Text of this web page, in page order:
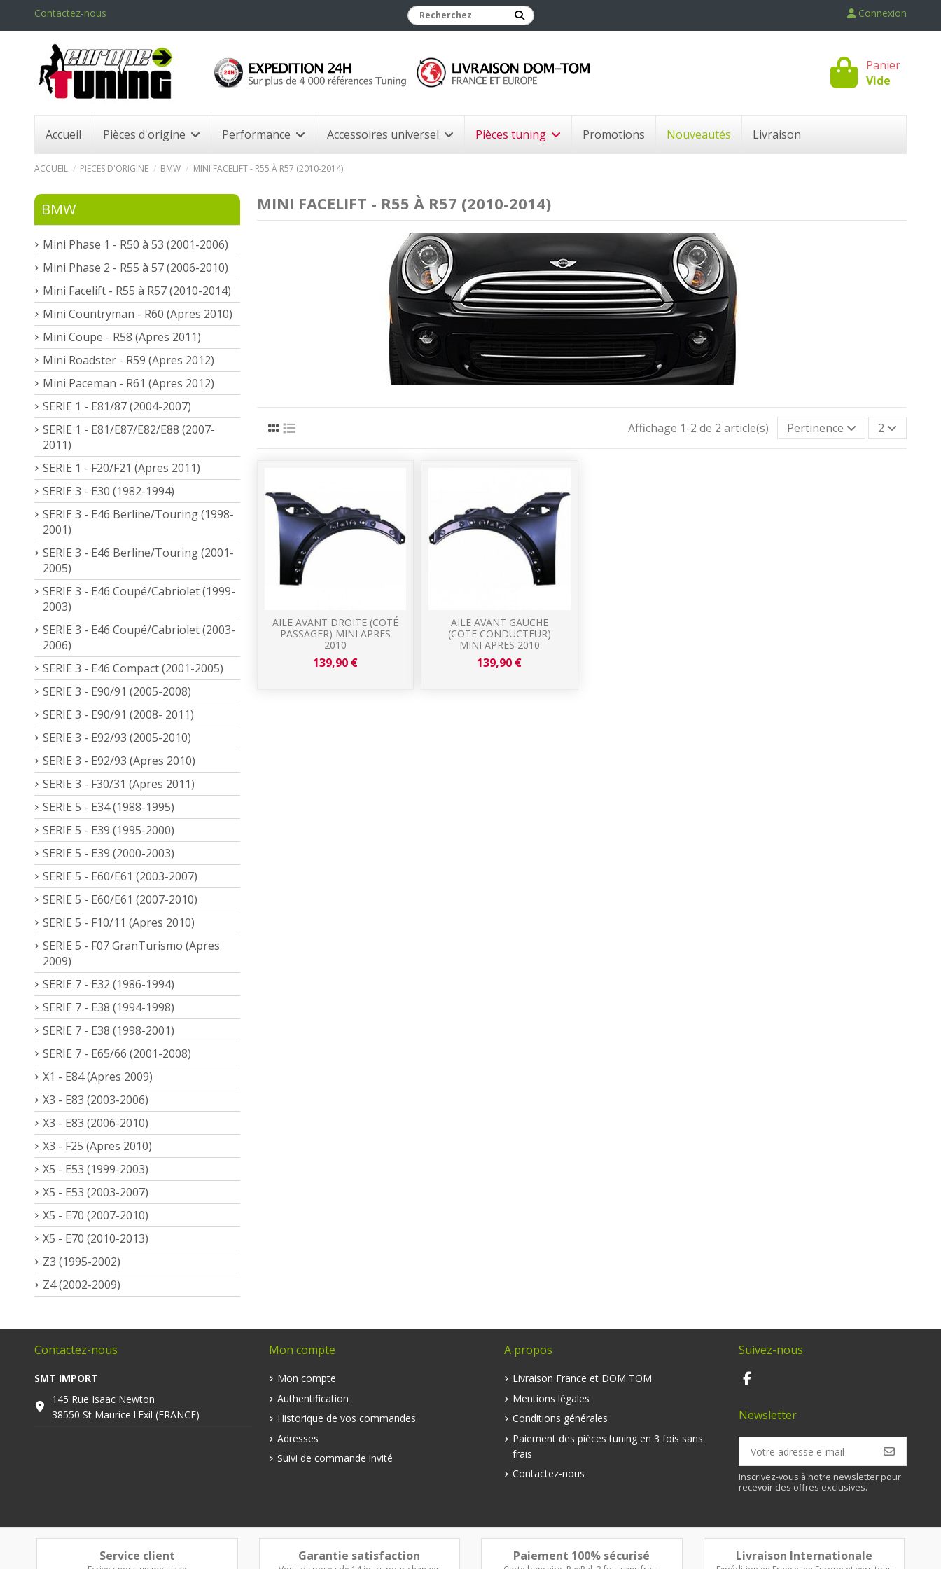
Contactez-nous Connexion
Panier
Vide
Accueil Pièces d'origine Performance Accessoires universel Pièces tuning Promotions Nouveautés Livraison
ACCUEIL PIECES D'ORIGINE BMW MINI FACELIFT - R55 À R57 (2010-2014)
MINI FACELIFT - R55 À R57 (2010-2014)
Affichage 1-2 de 2 article(s) Pertinence 2
AILE AVANT DROITE (COTÉ
PASSAGER) MINI APRES
2010
139,90 €
AILE AVANT GAUCHE
(COTE CONDUCTEUR)
MINI APRES 2010
139,90 €
BMW
Mini Phase 1 - R50 à 53 (2001-2006)
Mini Phase 2 - R55 à 57 (2006-2010)
Mini Facelift - R55 à R57 (2010-2014)
Mini Countryman - R60 (Apres 2010)
Mini Coupe - R58 (Apres 2011)
Mini Roadster - R59 (Apres 2012)
Mini Paceman - R61 (Apres 2012)
SERIE 1 - E81/87 (2004-2007)
SERIE 1 - E81/E87/E82/E88 (2007-
2011)
SERIE 1 - F20/F21 (Apres 2011)
SERIE 3 - E30 (1982-1994)
SERIE 3 - E46 Berline/Touring (1998-
2001)
SERIE 3 - E46 Berline/Touring (2001-
2005)
SERIE 3 - E46 Coupé/Cabriolet (1999-
2003)
SERIE 3 - E46 Coupé/Cabriolet (2003-
2006)
SERIE 3 - E46 Compact (2001-2005)
SERIE 3 - E90/91 (2005-2008)
SERIE 3 - E90/91 (2008- 2011)
SERIE 3 - E92/93 (2005-2010)
SERIE 3 - E92/93 (Apres 2010)
SERIE 3 - F30/31 (Apres 2011)
SERIE 5 - E34 (1988-1995)
SERIE 5 - E39 (1995-2000)
SERIE 5 - E39 (2000-2003)
SERIE 5 - E60/E61 (2003-2007)
SERIE 5 - E60/E61 (2007-2010)
SERIE 5 - F10/11 (Apres 2010)
SERIE 5 - F07 GranTurismo (Apres
2009)
SERIE 7 - E32 (1986-1994)
SERIE 7 - E38 (1994-1998)
SERIE 7 - E38 (1998-2001)
SERIE 7 - E65/66 (2001-2008)
X1 - E84 (Apres 2009)
X3 - E83 (2003-2006)
X3 - E83 (2006-2010)
X3 - F25 (Apres 2010)
X5 - E53 (1999-2003)
X5 - E53 (2003-2007)
X5 - E70 (2007-2010)
X5 - E70 (2010-2013)
Z3 (1995-2002)
Z4 (2002-2009)
Contactez-nous
SMT IMPORT
145 Rue Isaac Newton
38550 St Maurice l'Exil (FRANCE)
Mon compte
Mon compte
Authentification
Historique de vos commandes
Adresses
Suivi de commande invité
A propos
Livraison France et DOM TOM
Mentions légales
Conditions générales
Paiement des pièces tuning en 3 fois sans
frais
Contactez-nous
Suivez-nous
Newsletter
Inscrivez-vous à notre newsletter pour
recevoir des offres exclusives.
Service client Garantie satisfaction Paiement 100% sécurisé Livraison Internationale